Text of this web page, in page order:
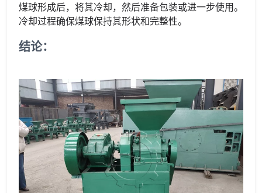
煤球形成后，将其冷却，然后准备包装或进一步使用。
冷却过程确保煤球保持其形状和完整性。
结论：